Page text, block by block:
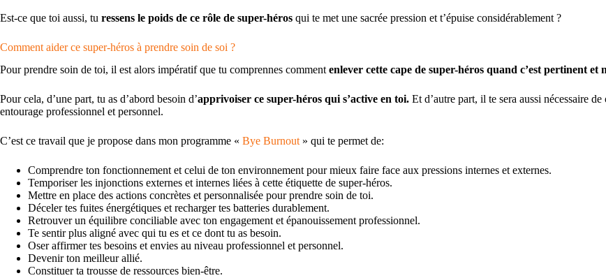
Est-ce que toi aussi, tu ressens le poids de ce rôle de super-héros qui te met une sacrée pression et t’épuise considérablement ?
Comment aider ce super-héros à prendre soin de soi ?
Pour prendre soin de toi, il est alors impératif que tu comprennes comment enlever cette cape de super-héros quand c’est pertinent et
Pour cela, d’une part, tu as d’abord besoin d’apprivoiser ce super-héros qui s’active en toi. Et d’autre part, il te sera aussi nécessaire
entourage professionnel et personnel.
C’est ce travail que je propose dans mon programme « Bye Burnout » qui te permet de:
Comprendre ton fonctionnement et celui de ton environnement pour mieux faire face aux pressions internes et externes.
Temporiser les injonctions externes et internes liées à cette étiquette de super-héros.
Mettre en place des actions concrètes et personnalisée pour prendre soin de toi.
Déceler tes fuites énergétiques et recharger tes batteries durablement.
Retrouver un équilibre conciliable avec ton engagement et épanouissement professionnel.
Te sentir plus aligné avec qui tu es et ce dont tu as besoin.
Oser affirmer tes besoins et envies au niveau professionnel et personnel.
Devenir ton meilleur allié.
Constituer ta trousse de ressources bien-être.